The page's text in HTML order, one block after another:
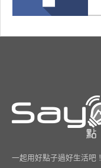
一起用好點子過好生活吧！